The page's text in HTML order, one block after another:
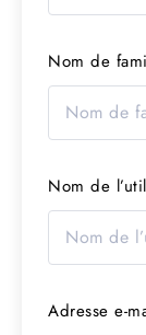
Nom de
Nom de
Adresse e-